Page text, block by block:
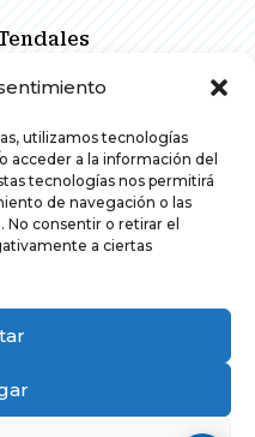
utilizamos tecnologías
acceder a la información del
tecnologías nos permitirá
de navegación o las
consentir o retirar el
a ciertas